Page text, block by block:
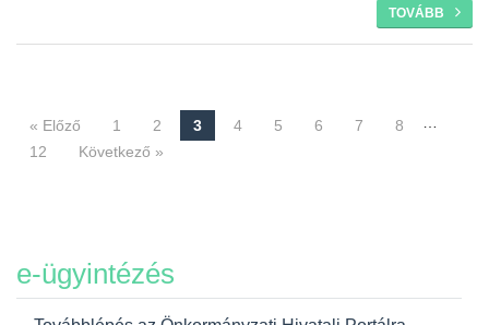
TOVÁBB
Navigáció
« Előző 1 2 3 4 5 6 7 8
12
Következő »
e-ügyintézés